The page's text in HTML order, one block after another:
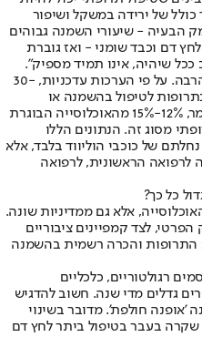
כולל של ירידה במשקל ושיפור
הבעיה - שיעורי השמנה גבוהים
דם וכבד שומני - ואז גוברת
שיהיה, אינו תמיד מספיק".
לדבריה, "בארה"ב המספרים גדולים בהרבה. על פי הערכות עדכניות, 30-
לטיפול בהשמנה או
בסוכרת עם אפקט ירידה במשקל. כלומר, 12%-15% מהאוכלוסייה הבוגרת
מסוג זה. הנתונים הללו
של כוכבי הוליווד בלבד, אלא
לרפואה הראשונית, לרפואה
כל כך?
אלא גם ממדיניות שונה.
לצד קמפיינים ציבוריים
והכרה רשמית בהשמנה
רגולטוריים, כלכליים
גדלים מדי שנה. חשוב להדגיש
'אופנה חולפת'. מדובר בשינוי
בעבר בטיפול ביתר לחץ דם